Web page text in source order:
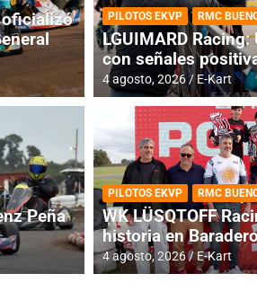
Horarios
oficializó
Peña
PILOTOS EKVP RMC
LGUIMARD
con señales
4 agosto, 2026 E-Kart
PILOTOS EKVP RMC
WK LÜSQTOFF
historia en
4 agosto, 2026 E-Kart